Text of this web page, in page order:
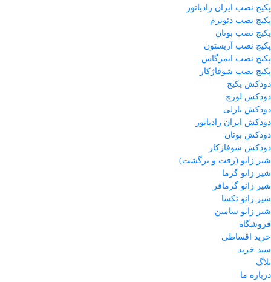
پکیج نصب ایران رادیاتور
پکیج نصب دئوترم
پکیج نصب بوتان
پکیج نصب آریستون
پکیج نصب ایمرگاس
پکیج نصب شوفاژکار
دودکش پکیج
دودکش لورچ
دودکش بارلی
دودکش ایران رادیاتور
دودکش بوتان
دودکش شوفاژکار
شیر زانو (رفت و برگشت)
شیر زانو گرما
شیر زانو گرمافر
شیر زانو تکسا
شیر زانو سامین
فروشگاه
خرید اقساطی
سبد خرید
بلاگ
درباره ما